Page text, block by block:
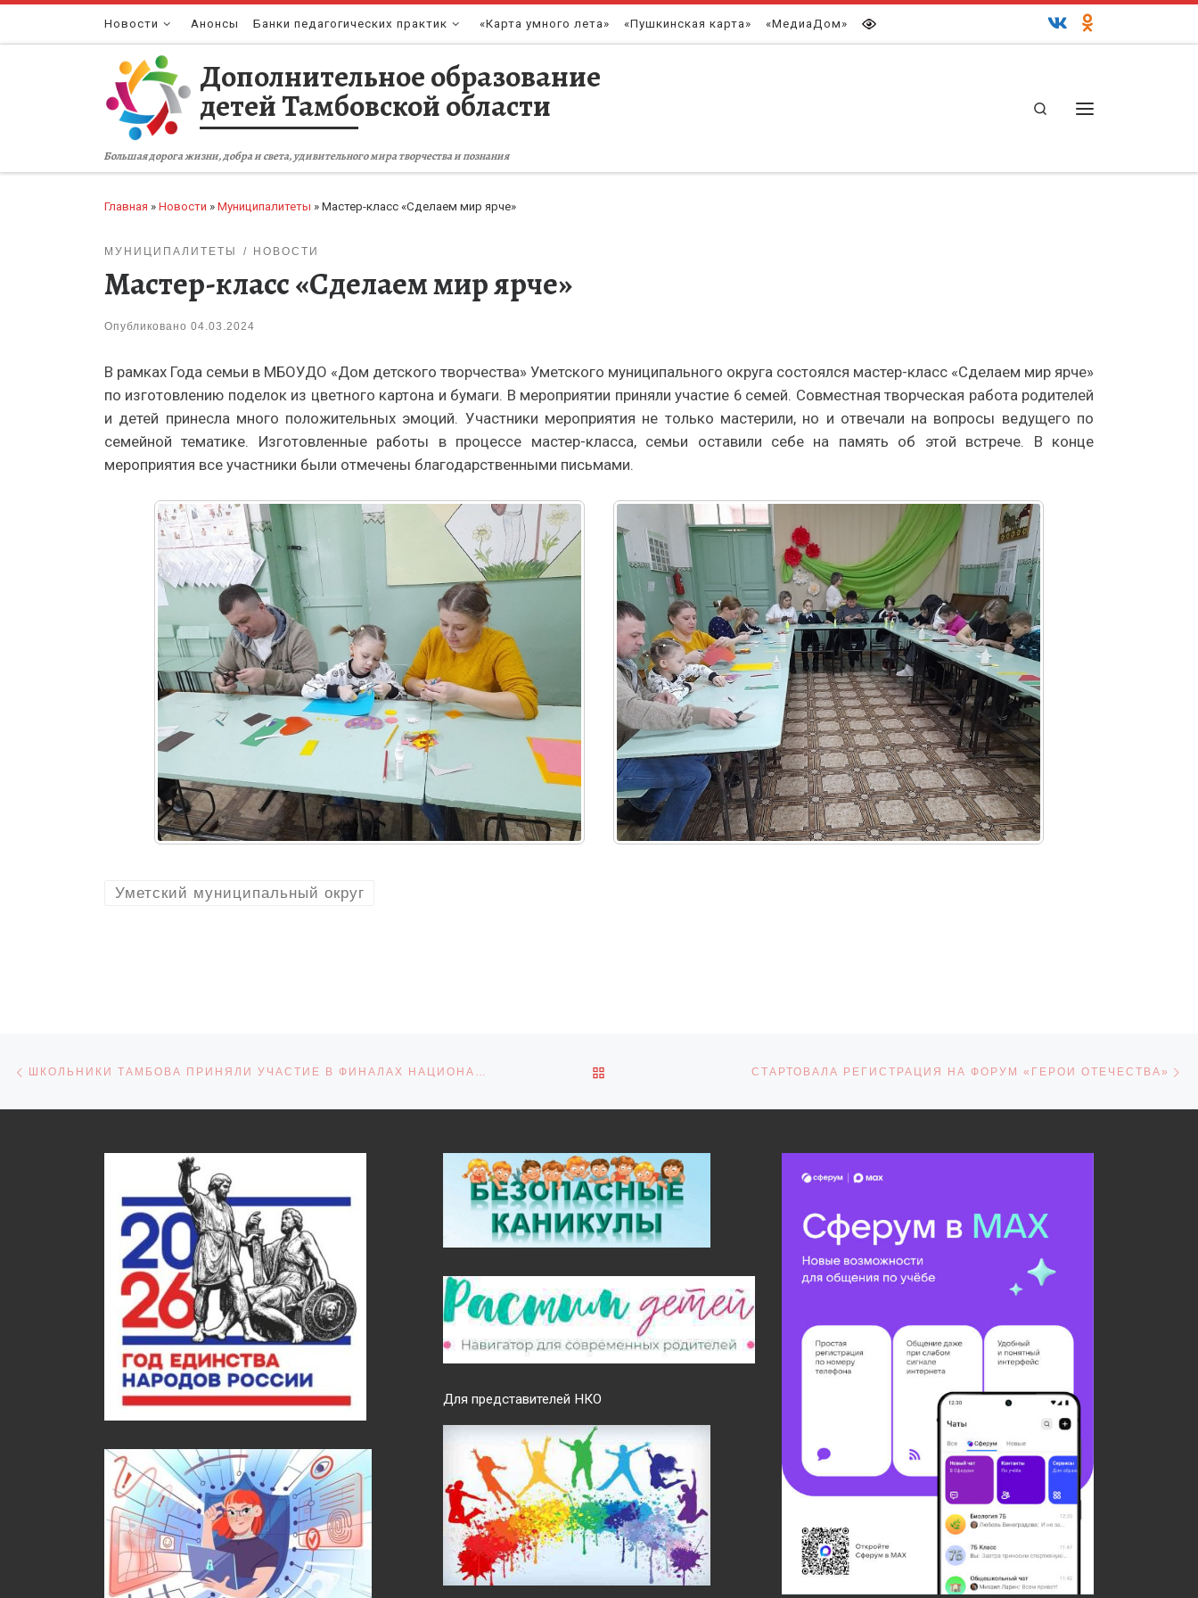
Перейти к содержимому
Новости Анонсы Банки педагогических практик «Карта умного лета» «Пушкинская карта» «МедиаДом»
Дополнительное образование
детей Тамбовской области
Большая дорога жизни, добра и света, удивительного мира творчества и познания
Search
Главная » Новости » Муниципалитеты » Мастер-класс «Сделаем мир ярче»
МУНИЦИПАЛИТЕТЫ НОВОСТИ
Мастер-класс «Сделаем мир ярче»
Опубликовано 04.03.2024
В рамках Года семьи в МБОУДО «Дом детского творчества» Уметского муниципального округа состоялся мастер-класс «Сделаем мир ярче»
по изготовлению поделок из цветного картона и бумаги. В мероприятии приняли участие 6 семей. Совместная творческая работа родителей
и детей принесла много положительных эмоций. Участники мероприятия не только мастерили, но и отвечали на вопросы ведущего по
семейной тематике. Изготовленные работы в процессе мастер-класса, семьи оставили себе на память об этой встрече. В конце
мероприятия все участники были отмечены благодарственными письмами.
Уметский муниципальный округ
Навигация по записям ОБРАТНО К СПИСКУ ЗАПИСЕЙСТАРТОВАЛА РЕГИСТРАЦИЯ НА ФОРУМ «ГЕРОИ ОТЕЧЕСТВА»
Для представителей НКО